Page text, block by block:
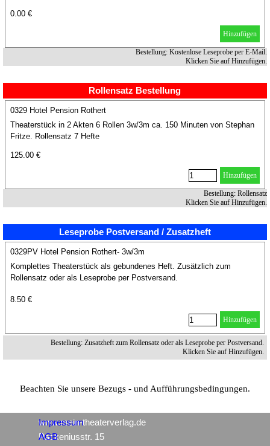
0.00 €
Hinzufügen
Bestellung: Kostenlose Leseprobe per E-Mail.
Klicken Sie auf Hinzufügen.
Rollensatz Bestellung
0329 Hotel Pension Rothert
Theaterstück in 2 Akten 6 Rollen 3w/3m ca. 150 Minuten von Stephan
Fritze. Rollensatz 7 Hefte
125.00 €
Hinzufügen
Bestellung: Rollensatz
Klicken Sie auf Hinzufügen.
Leseprobe Postversand / Zusatzheft
0329PV Hotel Pension Rothert- 3w/3m
Komplettes Theaterstück als gebundenes Heft. Zusätzlich zum
Rollensatz oder als Leseprobe per Postversand.
8.50 €
Hinzufügen
Bestellung: Zusatzheft zum Rollensatz oder als Leseprobe per Postversand.
Klicken Sie auf Hinzufügen.
Beachten Sie unsere Bezugs - und Aufführungsbedingungen.
www.mein-theaterverlag.de
Packeniusstr. 15
Impressum
AGB